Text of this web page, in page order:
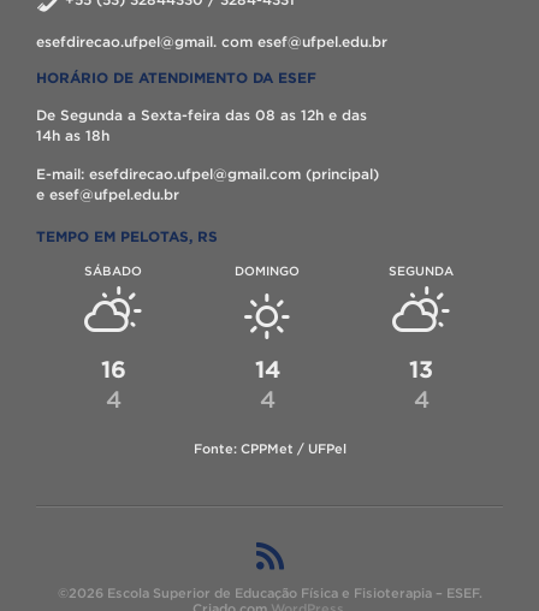
esefdirecao.ufpel@gmail. com esef@ufpel.edu.br
HORÁRIO DE ATENDIMENTO DA ESEF
De Segunda a Sexta-feira das 08 as 12h e das
14h as 18h
E-mail: esefdirecao.ufpel@gmail.com (principal)
e esef@ufpel.edu.br
TEMPO EM PELOTAS, RS
SÁBADO
16
4
DOMINGO
14
4
SEGUNDA
13
4
Fonte: CPPMet / UFPel
©2026 Escola Superior de Educação Física e Fisioterapia – ESEF.